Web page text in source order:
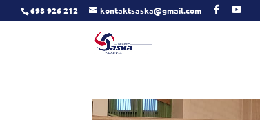
698 926 212 kontaktsaska@gmail.com